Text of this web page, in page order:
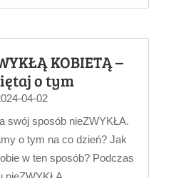
KOBIETĄ –
o tym
04-02
swój sposób nieZWYKŁA.
o tym na co dzień? Jak
w ten sposób? Podczas